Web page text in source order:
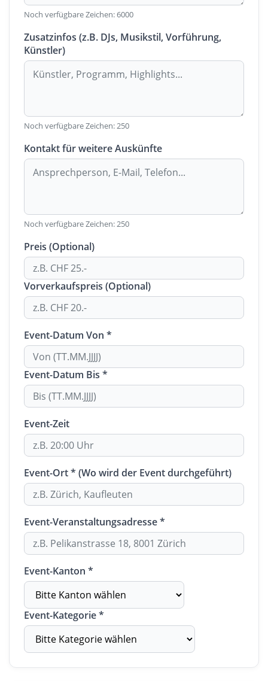
Noch verfügbare Zeichen:6000
Zusatzinfos (z.B. DJs, Musikstil, Vorführung,
Künstler)
Noch verfügbare Zeichen:250
Kontakt für weitere Auskünfte
Noch verfügbare Zeichen:250
Preis (Optional)
Vorverkaufspreis (Optional)
Event-Datum Von *
Event-Datum Bis *
Event-Zeit
Event-Ort * (Wo wird der Event durchgeführt)
Event-Veranstaltungsadresse *
Event-Kanton *
Event-Kategorie *